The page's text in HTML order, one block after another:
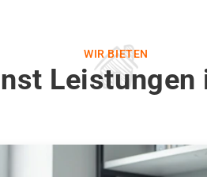
WIR BIETEN
Leistungen